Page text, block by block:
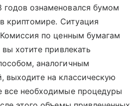
ознаменовался бумом
криптомире. Ситуация
по ценным бумагам
вы хотите привлекать
аналогичным
выходите на классическую
все необходимые процедуры